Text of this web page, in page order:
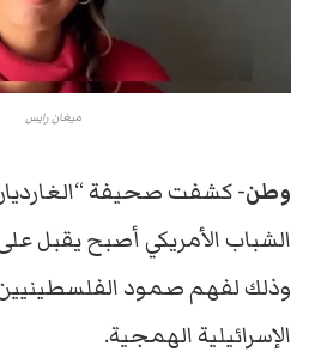
ميغان رايس
وطن-كشفت صحيفة
الشباب الأمريكي أصبح يقبل على
وذلك لفهم صمود
الإسرائيلية الهمجية.